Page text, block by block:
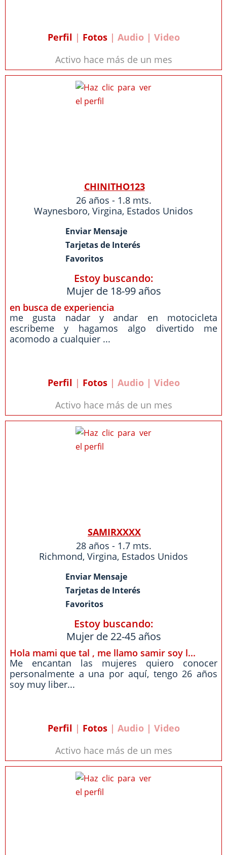
Perfil | Fotos| Audio | Video
Activo hace más de un mes
CHINITHO123
26 años - 1.8 mts.
Waynesboro, Virgina, Estados Unidos
Enviar Mensaje
Tarjetas de Interés
Favoritos
Estoy buscando:
Mujer de 18-99 años
en busca de experiencia
me gusta nadar y andar en motocicleta
escribeme y hagamos algo divertido me
acomodo a cualquier ...
Perfil | Fotos| Audio | Video
Activo hace más de un mes
SAMIRXXXX
28 años - 1.7 mts.
Richmond, Virgina, Estados Unidos
Enviar Mensaje
Tarjetas de Interés
Favoritos
Estoy buscando:
Mujer de 22-45 años
Hola mami que tal , me llamo samir soy l...
Me encantan las mujeres quiero conocer
personalmente a una por aquí, tengo 26 años
soy muy liber...
Perfil | Fotos| Audio | Video
Activo hace más de un mes